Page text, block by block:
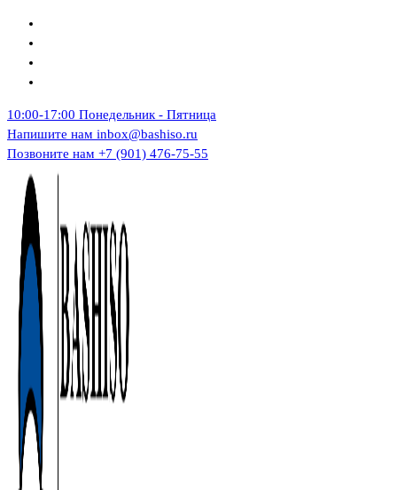
Перейти
содержимому
10:00-17:00 Понедельник - Пятница
Напишите нам inbox@bashiso.ru
Позвоните нам +7 (901) 476-75-55